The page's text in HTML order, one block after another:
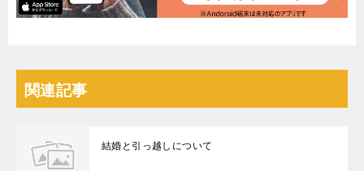
関連記事
結婚と引っ越しについて